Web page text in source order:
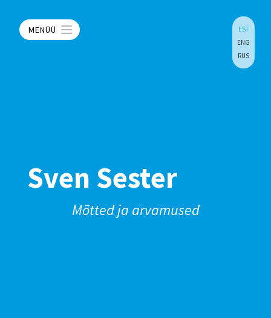
MENÜÜ
EST
ENG
RUS
Sven Sester
Mõtted ja arvamused